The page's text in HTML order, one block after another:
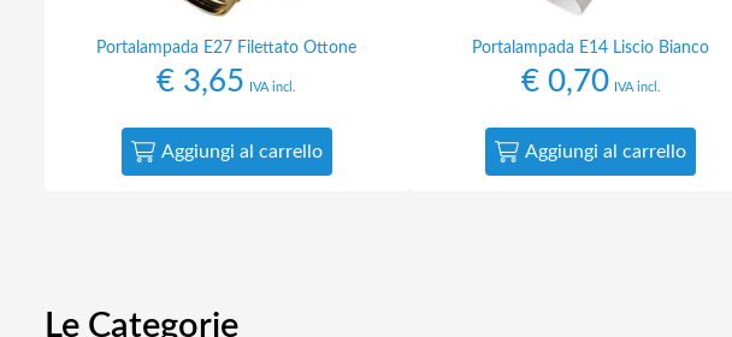
Portalampada E27 Filettato Ottone
€ 3,65 IVA incl.
Aggiungi al carrello
Portalampada E14 Liscio Bianco
€0,70 IVA incl.
Aggiungi al carrello
Le Categorie